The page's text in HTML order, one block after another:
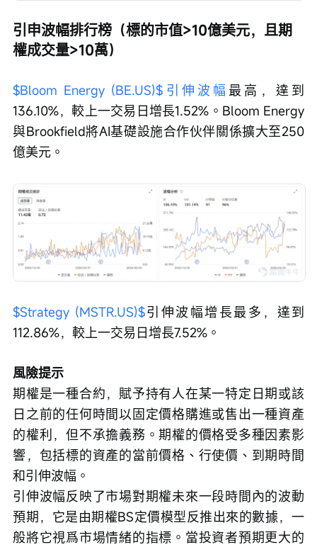
引申波幅排行榜（標的市值>10億美元，且期
權成交量>10萬）
$Bloom Energy (BE.US)$ 引伸波幅 最高，達到
136.10%，較上一交易日增長1.52%。Bloom Energy
與Brookfield將AI基礎設施合作伙伴關係擴大至250
億美元。
$Strategy (MSTR.US)$引伸波幅增長最多，達到
112.86%，較上一交易日增長7.52%。
風險提示
期權是一種合約，賦予持有人在某一特定日期或該
日之前的任何時間以固定價格購進或售出一種資產
的權利，但不承擔義務。期權的價格受多種因素影
響，包括標的資產的當前價格、行使價、到期時間
和引伸波幅。
引伸波幅反映了市場對期權未來一段時間內的波動
預期，它是由期權BS定價模型反推出來的數據，一
般將它視爲市場情緒的指標。當投資者預期更大的